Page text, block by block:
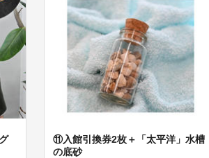
⑪入館引換券2枚＋「太平洋」水槽
の底砂